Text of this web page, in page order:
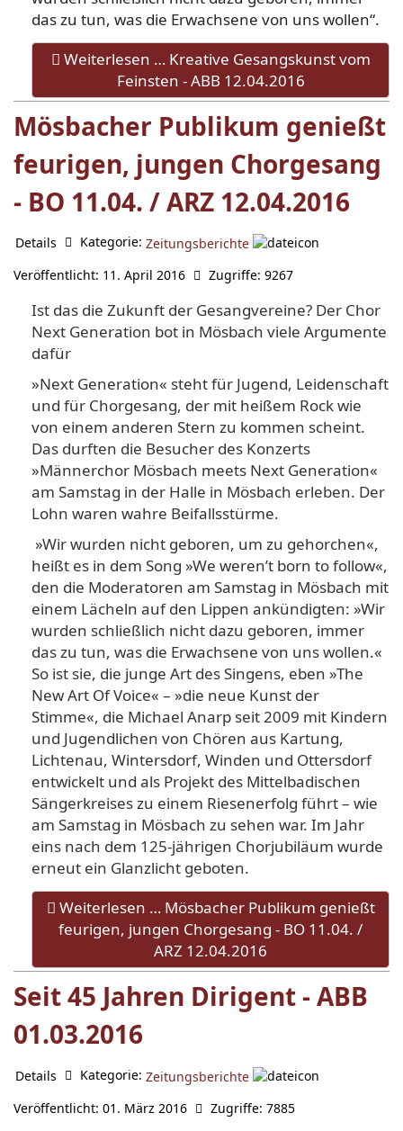
das zu tun, was die Erwachsene von uns wollen“.
Weiterlesen … Kreative Gesangskunst vom
Feinsten - ABB 12.04.2016
Mösbacher Publikum genießt
feurigen, jungen Chorgesang
- BO 11.04. / ARZ 12.04.2016
Details Kategorie: Zeitungsberichte
Veröffentlicht: 11. April 2016
Zugriffe: 9267
Ist das die Zukunft der Gesangvereine? Der Chor
Next Generation bot in Mösbach viele Argumente
dafür
»Next Generation« steht für Jugend, Leidenschaft
und für Chorgesang, der mit heißem Rock wie
von einem anderen Stern zu kommen scheint.
Das durften die Besucher des Konzerts
»Männerchor Mösbach meets Next Generation«
am Samstag in der Halle in Mösbach erleben. Der
Lohn waren wahre Beifallsstürme.
»Wir wurden nicht geboren, um zu gehorchen«,
heißt es in dem Song »We weren’t born to follow«,
den die Moderatoren am Samstag in Mösbach mit
einem Lächeln auf den Lippen ankündigten: »Wir
wurden schließlich nicht dazu geboren, immer
das zu tun, was die Erwachsene von uns wollen.«
So ist sie, die junge Art des Singens, eben »The
New Art Of Voice« – »die neue Kunst der
Stimme«, die Michael Anarp seit 2009 mit Kindern
und Jugendlichen von Chören aus Kartung,
Lichtenau, Wintersdorf, Winden und Ottersdorf
entwickelt und als Projekt des Mittelbadischen
Sängerkreises zu einem Riesenerfolg führt – wie
am Samstag in Mösbach zu sehen war. Im Jahr
eins nach dem 125-jährigen Chorjubiläum wurde
erneut ein Glanzlicht geboten.
Weiterlesen … Mösbacher Publikum genießt
feurigen, jungen Chorgesang - BO 11.04. /
ARZ 12.04.2016
Seit 45 Jahren Dirigent - ABB
01.03.2016
Details Kategorie: Zeitungsberichte
Veröffentlicht: 01. März 2016
Zugriffe: 7885